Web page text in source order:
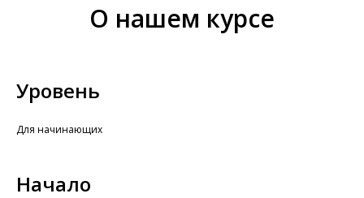
О нашем курсе
Уровень
Для начинающих
Начало